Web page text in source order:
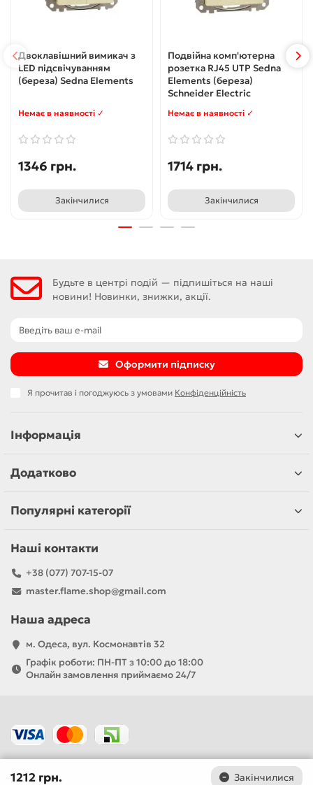
Двоклавішний вимикач з
LED підсвічуванням
(береза) Sedna Elements
Немає в наявності ✓
1346 грн.
Закінчилися
Подвійна комп'ютерна
розетка RJ45 UTP Sedna
Elements (береза)
Schneider Electric
Немає в наявності ✓
1714 грн.
Закінчилися
Будьте в центрі подій — підпишіться на наші
новини! Новинки, знижки, акції.
Оформити підписку
Я прочитав і погоджуюсь з умовами Конфіденційність
Інформація
Додатково
Популярні категорії
Наші контакти
+38 (077) 707-15-07
master.flame.shop@gmail.com
Наша адреса
м. Одеса, вул. Космонавтів 32
Графік роботи: ПН-ПТ з 10:00 до 18:00
Онлайн замовлення приймаємо 24/7
1212 грн. Закінчилися